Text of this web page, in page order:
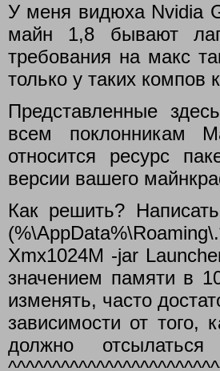
У меня видюха Nvidia
майн 1,8 бывают
требования на макс
только у таких компов
Представленные
всем поклонникам
относится ресурс
версии вашего
Как решить?
Xmx1024M -jar
значением памяти в
изменять, часто
зависимости от того,
должно